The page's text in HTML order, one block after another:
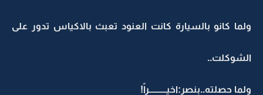
ولما كانو بالسيارة كانت العنود تعبث بالاكياس تدور على
الشوكلت..
ولما حصلته..بنصر:اخيــــــــــراً!